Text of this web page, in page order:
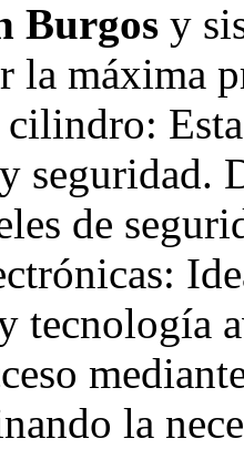
Burgos y
la máxima
cilindro:
seguridad.
de
tecnología
la